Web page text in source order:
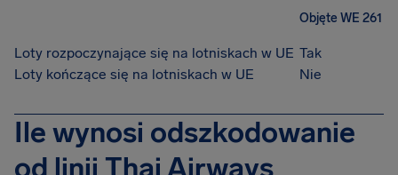
Objęte WE 261
Loty rozpoczynające się na lotniskach w UE Tak
Loty kończące się na lotniskach w UE
Nie
Ile wynosi odszkodowanie
od linii Thai Airways